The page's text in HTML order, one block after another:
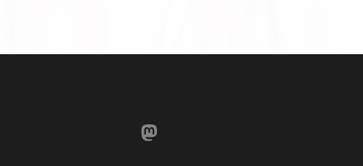
Mastodon